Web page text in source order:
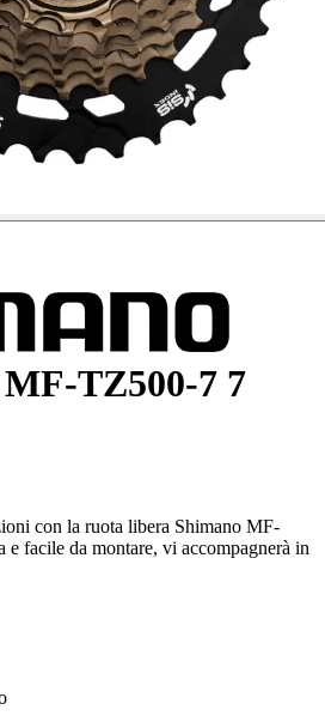
TZ500-7 7
con la ruota libera Shimano MF-
e facile da montare, vi accompagnerà in